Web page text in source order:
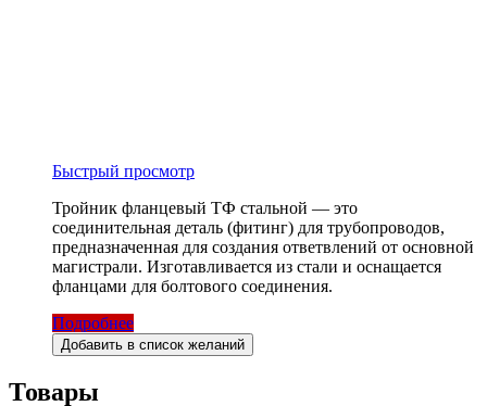
Быстрый просмотр
Тройник фланцевый ТФ стальной — это
соединительная деталь (фитинг) для трубопроводов,
предназначенная для создания ответвлений от основной
магистрали. Изготавливается из стали и оснащается
фланцами для болтового соединения.
Подробнее
Добавить в список желаний
Товары